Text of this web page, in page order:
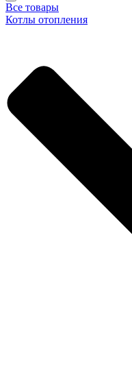
Все товары
Котлы отопления